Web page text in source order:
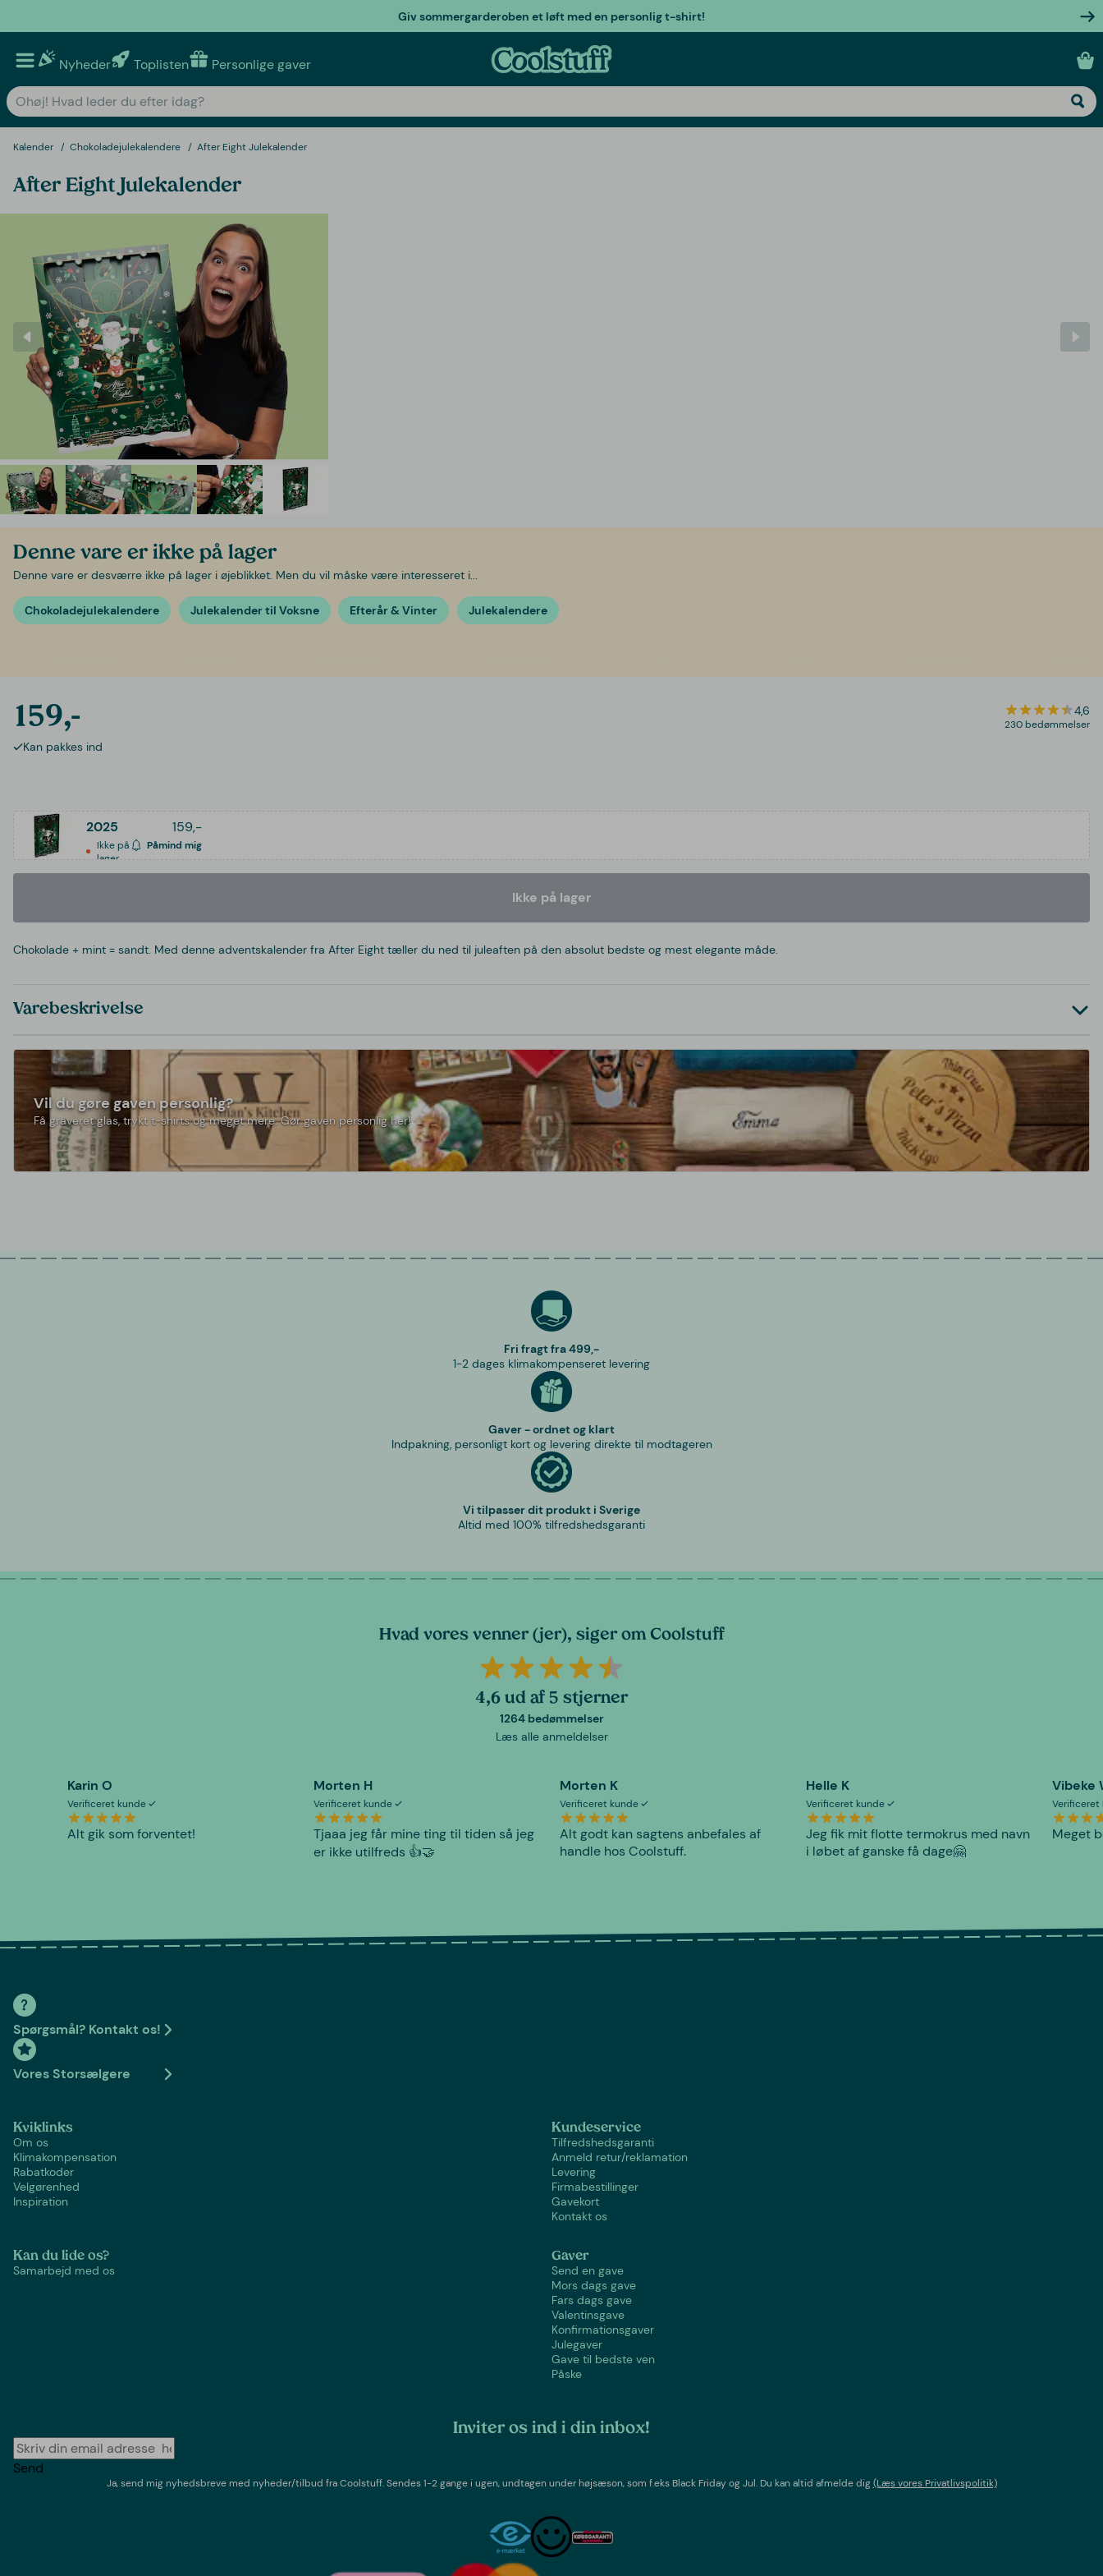
Giv sommergarderoben et løft med en personlig t-shirt!
Nyheder Toplisten Personlige gaver
Kalender Chokoladejulekalendere After Eight Julekalender
After Eight Julekalender
Denne vare er ikke på lager
Denne vare er desværre ikke på lager i øjeblikket. Men du vil måske være interesseret i...
Chokoladejulekalendere Julekalender til Voksne Efterår & Vinter Julekalendere
159,- 4,6
230 bedømmelser
Kan pakkes ind
2025 159,-
Ikke på
lager
Påmind mig
Ikke på lager
Chokolade + mint = sandt. Med denne adventskalender fra After Eight tæller du ned til juleaften på den absolut bedste og mest elegante måde.
Varebeskrivelse
Vil du gøre gaven personlig?
Få graveret glas, trykt t-shirts og meget mere. Gør gaven personlig her!
Fri fragt fra 499,-
1-2 dages klimakompenseret levering
Gaver - ordnet og klart
Indpakning, personligt kort og levering direkte til modtageren
Vi tilpasser dit produkt i Sverige
Altid med 100% tilfredshedsgaranti
Hvad vores venner (jer), siger om Coolstuff
4,6 ud af 5 stjerner
1264 bedømmelser
Læs alle anmeldelser
Karin O
Verificeret kunde
Alt gik som forventet!
Morten H
Verificeret kunde
Tjaaa jeg får mine ting til tiden så jeg
er ikke utilfreds 👍🤝
Morten K
Verificeret kunde
Alt godt kan sagtens anbefales af
handle hos Coolstuff.
Helle K
Verificeret kunde
Jeg fik mit flotte termokrus med navn
i løbet af ganske få dage🤗
Vibeke
Meget
Spørgsmål? Kontakt os!
Vores Storsælgere
Kviklinks
Om os
Klimakompensation
Rabatkoder
Velgørenhed
Inspiration
Kundeservice
Tilfredshedsgaranti
Anmeld retur/reklamation
Levering
Firmabestillinger
Gavekort
Kontakt os
Kan du lide os?
Samarbejd med os
Gaver
Send en gave
Mors dags gave
Fars dags gave
Valentinsgave
Konfirmationsgaver
Julegaver
Gave til bedste ven
Påske
Inviter os ind i din inbox!
Send
Ja, send mig nyhedsbreve med nyheder/tilbud fraCoolstuff. Sendes 1-2 gange i ugen,undtagen under højsæson, som f.eks Black Friday og Jul. Du kan altid afmelde dig(Læs vores Privatlivspolitik)